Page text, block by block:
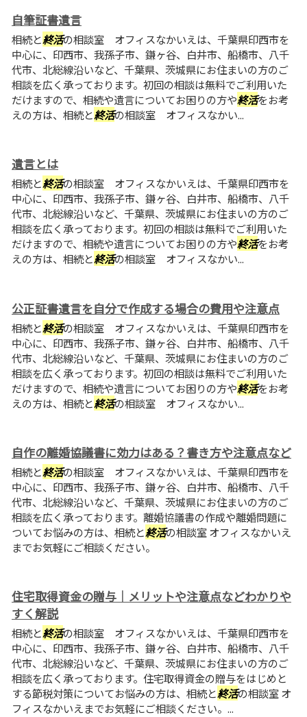
自筆証書遺言
相続と終活の相談室 オフィスなかいえは、千葉県印西市を
中心に、印西市、我孫子市、鎌ヶ谷、白井市、船橋市、八千
代市、北総線沿いなど、千葉県、茨城県にお住まいの方のご
相談を広く承っております。初回の相談は無料でご利用いた
だけますので、相続や遺言についてお困りの方や終活をお考
えの方は、相続と終活の相談室 オフィスなかい...
遺言とは
相続と終活の相談室 オフィスなかいえは、千葉県印西市を
中心に、印西市、我孫子市、鎌ヶ谷、白井市、船橋市、八千
代市、北総線沿いなど、千葉県、茨城県にお住まいの方のご
相談を広く承っております。初回の相談は無料でご利用いた
だけますので、相続や遺言についてお困りの方や終活をお考
えの方は、相続と終活の相談室 オフィスなかい...
公正証書遺言を自分で作成する場合の費用や注意点
相続と終活の相談室 オフィスなかいえは、千葉県印西市を
中心に、印西市、我孫子市、鎌ヶ谷、白井市、船橋市、八千
代市、北総線沿いなど、千葉県、茨城県にお住まいの方のご
相談を広く承っております。初回の相談は無料でご利用いた
だけますので、相続や遺言についてお困りの方や終活をお考
えの方は、相続と終活の相談室 オフィスなかい...
自作の離婚協議書に効力はある？書き方や注意点など
相続と終活の相談室 オフィスなかいえは、千葉県印西市を
中心に、印西市、我孫子市、鎌ヶ谷、白井市、船橋市、八千
代市、北総線沿いなど、千葉県、茨城県にお住まいの方のご
相談を広く承っております。離婚協議書の作成や離婚問題に
ついてお悩みの方は、相続と終活の相談室 オフィスなかいえ
までお気軽にご相談ください。
住宅取得資金の贈与｜メリットや注意点などわかりや
すく解説
相続と終活の相談室 オフィスなかいえは、千葉県印西市を
中心に、印西市、我孫子市、鎌ヶ谷、白井市、船橋市、八千
代市、北総線沿いなど、千葉県、茨城県にお住まいの方のご
相談を広く承っております。住宅取得資金の贈与をはじめと
する節税対策についてお悩みの方は、相続と終活の相談室 オ
フィスなかいえまでお気軽にご相談ください。...